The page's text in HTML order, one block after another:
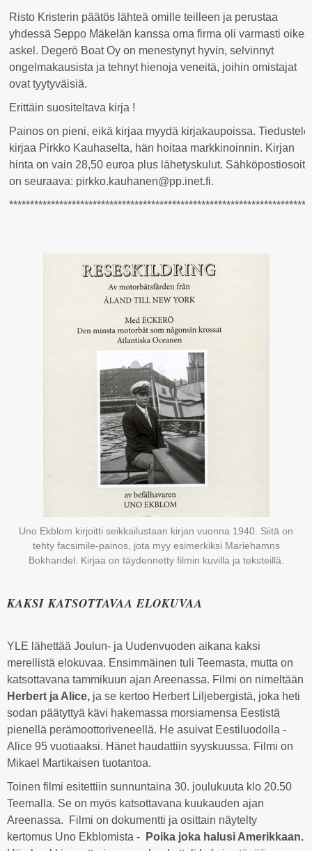
Risto Kristerin päätös lähteä omille teilleen ja perustaa
yhdessä Seppo Mäkelän kanssa oma firma oli varmasti oikea
askel. Degerö Boat Oy on menestynyt hyvin, selvinnyt
ongelmakausista ja tehnyt hienoja veneitä, joihin omistajat
ovat tyytyväisiä.
Erittäin suositeltava kirja !
Painos on pieni, eikä kirjaa myydä kirjakaupoissa. Tiedustele
kirjaa Pirkko Kauhaselta, hän hoitaa markkinoinnin. Kirjan
hinta on vain 28,50 euroa plus lähetyskulut. Sähköpostiosoite
on seuraava: pirkko.kauhanen@pp.inet.fi.
Uno Ekblom kirjoitti seikkailustaan kirjan vuonna 1940. Siitä on
tehty facsimile-painos, jota myy esimerkiksi Mariehamns
Bokhandel. Kirjaa on täydennetty filmin kuvilla ja teksteillä.
KAKSI KATSOTTAVAA ELOKUVAA
YLE lähettää Joulun- ja Uudenvuoden aikana kaksi
merellistä elokuvaa. Ensimmäinen tuli Teemasta, mutta on
katsottavana tammikuun ajan Areenassa. Filmi on nimeltään
Herbert ja Alice, ja se kertoo Herbert Liljebergistä, joka heti
sodan päätyttyä kävi hakemassa morsiamensa Eestistä
pienellä perämoottoriveneellä. He asuivat Eestiluodolla -
Alice 95 vuotiaaksi. Hänet haudattiin syyskuussa. Filmi on
Mikael Martikaisen tuotantoa.
Toinen filmi esitettiin sunnuntaina 30. joulukuuta klo 20.50
Teemalla. Se on myös katsottavana kuukauden ajan
Areenassa. Filmi on dokumentti ja osittain näytelty
kertomus Uno Ekblomista -
Poika joka halusi Amerikkaan.